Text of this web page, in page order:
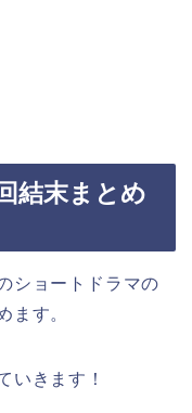
結末まとめ
ショートドラマの
ます。
いきます！